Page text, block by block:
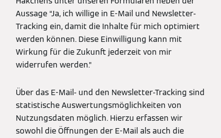
Aussage “Ja, ich willige in E-Mail und Newsletter-
Tracking ein, damit die Inhalte für mich optimiert
werden können. Diese Einwilligung kann mit
Wirkung für die Zukunft jederzeit von mir
widerrufen werden.”
Über das E-Mail- und den Newsletter-Tracking sind
statistische Auswertungsmöglichkeiten von
Nutzungsdaten möglich. Hierzu erfassen wir
sowohl die Öffnungen der E-Mail als auch die